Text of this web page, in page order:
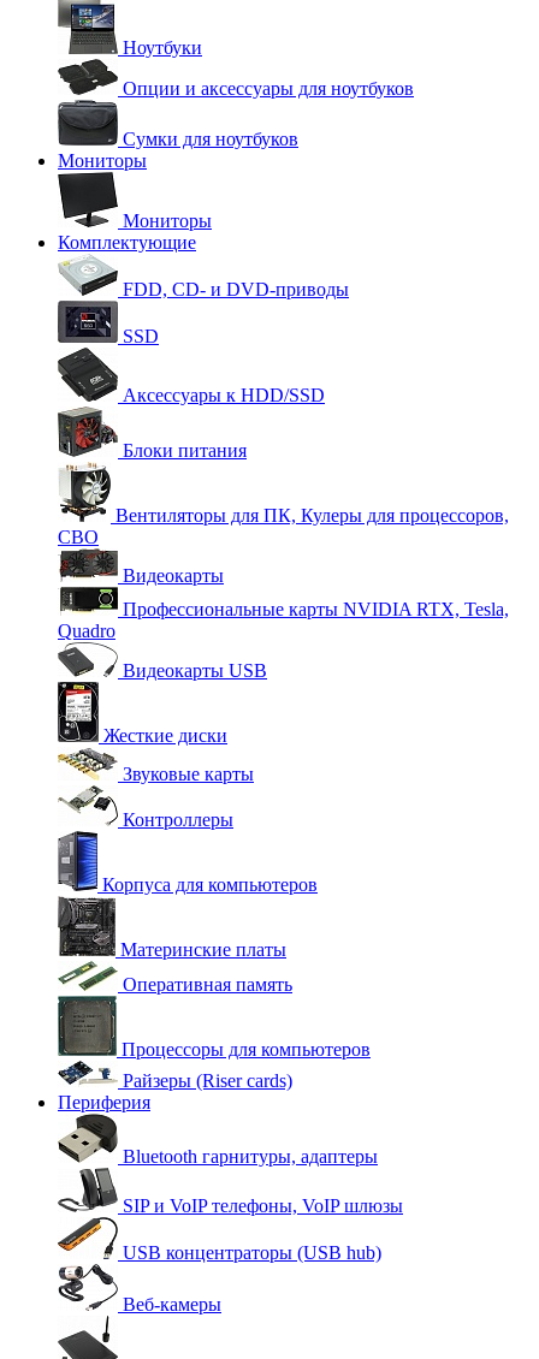
Ноутбуки
Опции и аксессуары для ноутбуков
Сумки для ноутбуков
Мониторы
Мониторы
Комплектующие
FDD, CD- и DVD-приводы
SSD
Аксессуары к HDD/SSD
Блоки питания
Вентиляторы для ПК, Кулеры для процессоров,
СВО
Видеокарты
Профессиональные карты NVIDIA RTX, Tesla,
Quadro
Видеокарты USB
Жесткие диски
Звуковые карты
Контроллеры
Корпуса для компьютеров
Материнские платы
Оперативная память
Процессоры для компьютеров
Райзеры (Riser cards)
Периферия
Bluetooth гарнитуры, адаптеры
SIP и VoIP телефоны, VoIP шлюзы
USB концентраторы (USB hub)
Веб-камеры